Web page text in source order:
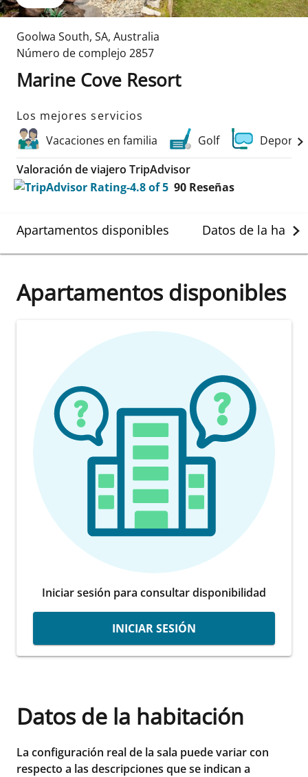
Goolwa South, SA, Australia
Número de complejo 2857
Marine Cove Resort
Los mejores servicios
Vacaciones en familia
Golf
Valoración de viajero TripAdvisor
90 Reseñas
Apartamentos disponibles Datos de la
Apartamentos disponibles
Iniciar sesión para consultar disponibilidad
INICIAR SESIÓN
Datos de la habitación
La configuración real de la sala puede variar con
respecto a las descripciones que se indican a